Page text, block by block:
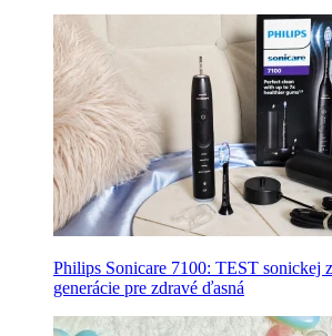
Philips Sonicare 7100: TEST sonickej
generácie pre zdravé ďasná